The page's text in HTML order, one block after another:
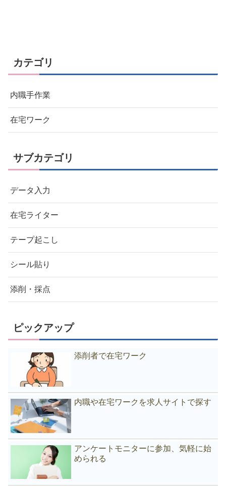
カテゴリ
内職手作業
在宅ワーク
サブカテゴリ
データ入力
在宅ライター
テープ起こし
シール貼り
添削・採点
ピックアップ
添削者で在宅ワーク
内職や在宅ワークを求人サイトで探す
アンケートモニターに参加、気軽に始
められる